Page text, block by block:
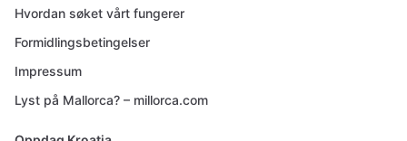
Hvordan søket vårt fungerer
Formidlingsbetingelser
Impressum
Lyst på Mallorca? – millorca.com